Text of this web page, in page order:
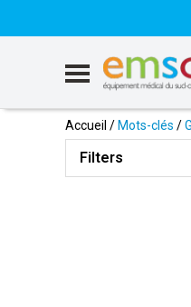
Accueil /Mots-clés /
Filters